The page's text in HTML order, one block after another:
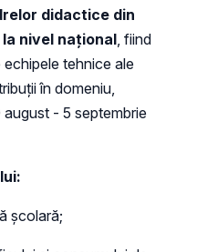
didactice din
nivel național , fiind
tehnice ale
în domeniu,
- 5 septembrie
școlară;